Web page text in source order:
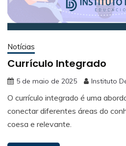
Notícias
Currículo Integrado
5 de maio de 2025 Instituto
O currículo integrado é uma
conectar diferentes áreas do
coesa e relevante.